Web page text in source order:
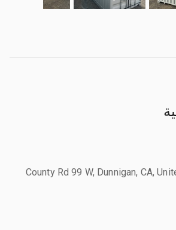
5500 County Rd 99 W, Dunnigan, CA,